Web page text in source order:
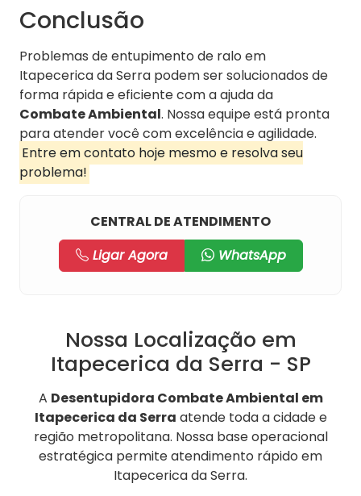
Conclusão
Problemas de entupimento de ralo em
Itapecerica da Serra podem ser solucionados de
forma rápida e eficiente com a ajuda da
Combate Ambiental. Nossa equipe está pronta
para atender você com excelência e agilidade.
Entre em contato hoje mesmo e resolva seu
problema!
CENTRAL DE ATENDIMENTO
Ligar Agora
WhatsApp
Nossa Localização em
Itapecerica da Serra - SP
A Desentupidora Combate Ambiental em
Itapecerica da Serra atende toda a cidade e
região metropolitana. Nossa base operacional
estratégica permite atendimento rápido em
Itapecerica da Serra.